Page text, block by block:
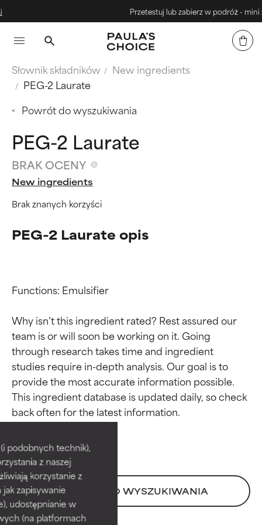
podobnych technik),
z naszej
korzystanie z
zapisywanie
udostępnianie w
(na platformach
Przetestuj lub zabierz w podróż - mini
Słownik składników
New ingredients
PEG-2 Laurate
Powrót do wyszukiwania
PEG-2 Laurate
BRAK OCENY
New ingredients
Brak znanych korzyści
PEG-2 Laurate opis
Functions: Emulsifier
Why isn’t this ingredient rated? Rest assured our
team is or will soon be working on it. Going
through research takes time and ingredient
studies require in-depth analysis. Our goal is to
provide the most accurate information possible.
This ingredient database is updated daily, so check
POWRÓT DO WYSZUKIWANIA
Oceny składników
BEST
Udowodnione i potwierdzone
przez niezależne badania.
Wyjątkowy składnik aktywny
odpowiedni dla większości
typów skóry i problemów
Oceny składników
BEST
Udowodnione i potwierdzone
przez niezależne badania.
Wyjątkowy składnik aktywny
odpowiedni dla większości
typów skóry i problemów